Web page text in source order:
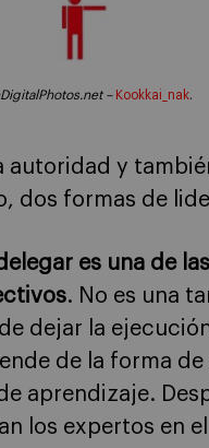
– Kookkai_nak.
autoridad y
dos formas de
es una de
. No es una
dejar la
de la forma
aprendizaje.
los expertos en